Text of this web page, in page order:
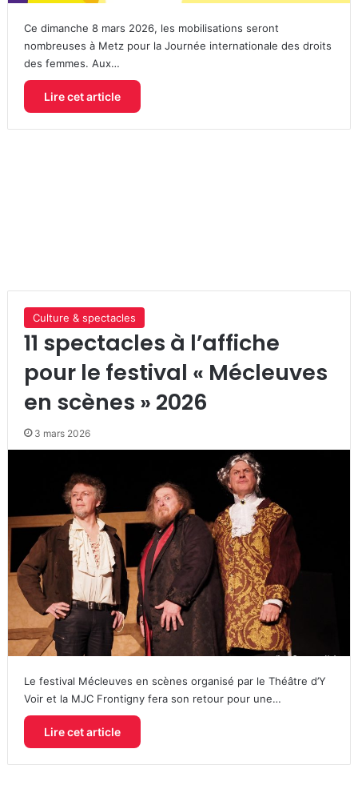
Ce dimanche 8 mars 2026, les mobilisations seront
nombreuses à Metz pour la Journée internationale des droits
des femmes. Aux…
Lire cet article
Culture & spectacles
11 spectacles à l’affiche
pour le festival « Mécleuves
en scènes » 2026
3 mars 2026
Le festival Mécleuves en scènes organisé par le Théâtre d’Y
Voir et la MJC Frontigny fera son retour pour une…
Lire cet article